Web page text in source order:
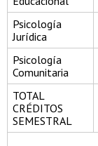
Psicología
Jurídica
Psicología
Comunitaria
TOTAL
CRÉDITOS
SEMESTRAL